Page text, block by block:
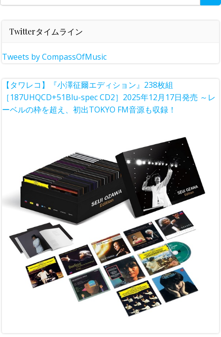
for:
Twitterタイムライン
Tweets by CompassOfMusic
【タワレコ】『小澤征爾エディション』238枚組
［187UHQCD+51Blu-spec CD2］2025年12月17日発売 ～レ
ーベルの枠を超え、初出TOKYO FM音源も収録！